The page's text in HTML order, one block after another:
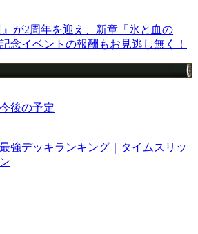
』が2周年を迎え、新章「氷と血の
念イベントの報酬もお見逃し無く！
後の予定
強デッキランキング｜タイムスリッ